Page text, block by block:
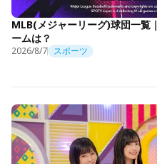
MLB(メジャーリーグ)球団一覧
ームは？
2026/8/7 スポーツ